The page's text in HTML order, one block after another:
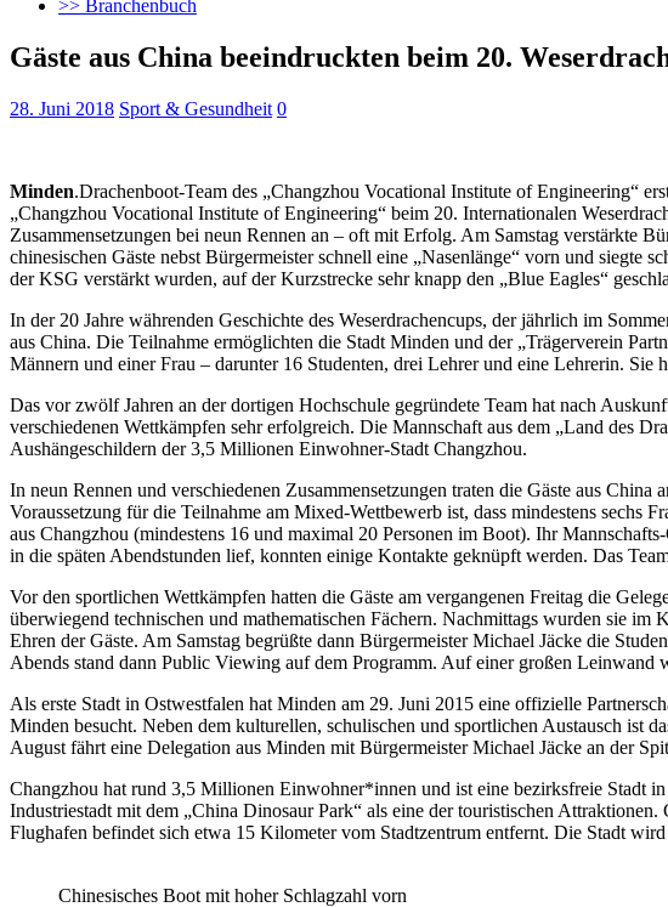
>> Branchenbuch
Gäste aus China beeindruckten beim 20.
28. Juni 2018 Sport & Gesundheit 0
Minden.Drachenboot-Team des „Changzhou Vocational Institute of Engineering“
„Changzhou Vocational Institute of Engineering“ beim 20. Internationalen
Zusammensetzungen bei neun Rennen an – oft mit Erfolg. Am Samstag verstärkte
chinesischen Gäste nebst Bürgermeister schnell eine „Nasenlänge“ vorn und
der KSG verstärkt wurden, auf der Kurzstrecke sehr knapp den „Blue Eagles“
In der 20 Jahre währenden Geschichte des Weserdrachencups, der jährlich im
aus China. Die Teilnahme ermöglichten die Stadt Minden und der „Trägerverein
Männern und einer Frau – darunter 16 Studenten, drei Lehrer und eine Lehrerin. Sie
Das vor zwölf Jahren an der dortigen Hochschule gegründete Team hat nach
verschiedenen Wettkämpfen sehr erfolgreich. Die Mannschaft aus dem „Land des
Aushängeschildern der 3,5 Millionen Einwohner-Stadt Changzhou.
In neun Rennen und verschiedenen Zusammensetzungen traten die Gäste aus
Voraussetzung für die Teilnahme am Mixed-Wettbewerb ist, dass mindestens
aus Changzhou (mindestens 16 und maximal 20 Personen im Boot). Ihr
in die späten Abendstunden lief, konnten einige Kontakte geknüpft werden. Das
Vor den sportlichen Wettkämpfen hatten die Gäste am vergangenen Freitag die
überwiegend technischen und mathematischen Fächern. Nachmittags wurden sie
Ehren der Gäste. Am Samstag begrüßte dann Bürgermeister Michael Jäcke die
Abends stand dann Public Viewing auf dem Programm. Auf einer großen Leinwand
Als erste Stadt in Ostwestfalen hat Minden am 29. Juni 2015 eine offizielle
Minden besucht. Neben dem kulturellen, schulischen und sportlichen Austausch ist
August fährt eine Delegation aus Minden mit Bürgermeister Michael Jäcke an der
Changzhou hat rund 3,5 Millionen Einwohner*innen und ist eine bezirksfreie Stadt
Industriestadt mit dem „China Dinosaur Park“ als eine der touristischen
Flughafen befindet sich etwa 15 Kilometer vom Stadtzentrum entfernt. Die Stadt
Chinesisches Boot mit hoher Schlagzahl vorn